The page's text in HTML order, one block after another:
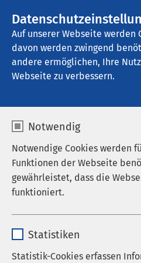
Auf unserer Webseite werden
davon werden zwingend
andere ermöglichen, Ihre
Webseite zu verbessern.
Notwendig
Notwendige Cookies werden
Funktionen der Webseite
gewährleistet, dass die
funktioniert.
Anbieter sgalinski
Statistiken
Statistik-Cookies erfassen
AMEOS Pflege Hildesheim
Psyche im
Webinar
27.08.2026|16:00bis
Behandlung von